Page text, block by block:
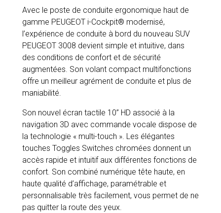
Avec le poste de conduite ergonomique haut de
gamme PEUGEOT i-Cockpit® modernisé,
l’expérience de conduite à bord du nouveau SUV
PEUGEOT 3008 devient simple et intuitive, dans
des conditions de confort et de sécurité
augmentées. Son volant compact multifonctions
offre un meilleur agrément de conduite et plus de
maniabilité.
Son nouvel écran tactile 10’’ HD associé à la
navigation 3D avec commande vocale dispose de
la technologie « multi-touch ». Les élégantes
touches Toggles Switches chromées donnent un
accès rapide et intuitif aux différentes fonctions de
confort. Son combiné numérique tête haute, en
haute qualité d’affichage, paramétrable et
personnalisable très facilement, vous permet de ne
pas quitter la route des yeux.